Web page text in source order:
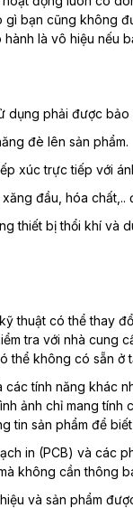
gì bạn cũng không
là vô hiệu nếu
dụng phải được bảo
đè lên sản phẩm.
xúc trực tiếp với
đầu, hóa chất,..
thiết bị thổi khí và
thuật có thể thay
tra với nhà cung
thể không có sẵn ở
tính năng khác
ảnh chỉ mang tính
tin sản phẩm để
in (PCB) và các
không cần thông
và sản phẩm